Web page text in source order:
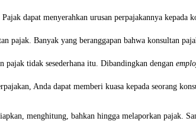
dapat menyerahkan urusan perpajakannya
pajak. Banyak yang beranggapan bahwa konsultan
pajak tidak sesederhana itu. Dibandingkan dengan
Anda dapat memberi kuasa kepada seorang
menghitung, bahkan hingga melaporkan pajak.